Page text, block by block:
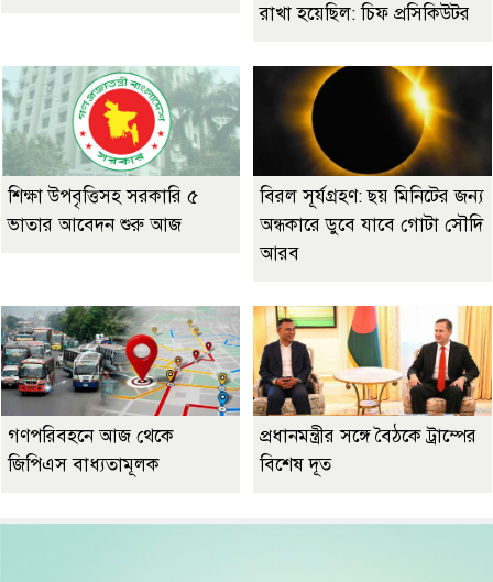
রাখা হয়েছিল: চিফ প্রসিকিউটর
শিক্ষা উপবৃত্তিসহ সরকারি ৫
ভাতার আবেদন শুরু আজ
বিরল সূর্যগ্রহণ: ছয় মিনিটের জন্য
অন্ধকারে ডুবে যাবে গোটা সৌদি
আরব
গণপরিবহনে আজ থেকে
জিপিএস বাধ্যতামূলক
প্রধানমন্ত্রীর সঙ্গে বৈঠকে ট্রাম্পের
বিশেষ দূত